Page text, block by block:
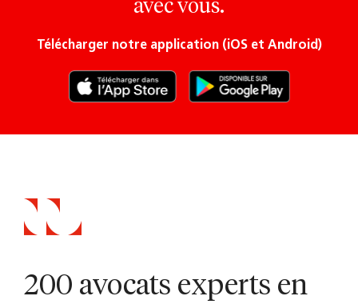
avec vous.
Télécharger notre application (iOS et Android)
200 avocats experts en